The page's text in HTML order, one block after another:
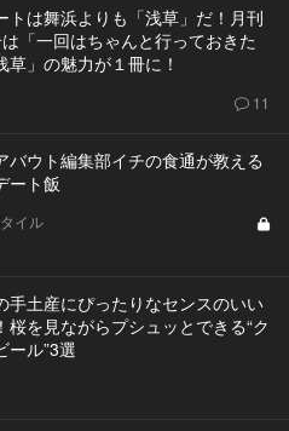
トは舞浜よりも「浅草」だ！月刊
「一回はちゃんと行っておきた
草」の魅力が１冊に！
11
バウト編集部イチの食通が教える
ート飯
イル
手土産にぴったりなセンスのいい
桜を見ながらプシュッとできる“ク
ール”3選